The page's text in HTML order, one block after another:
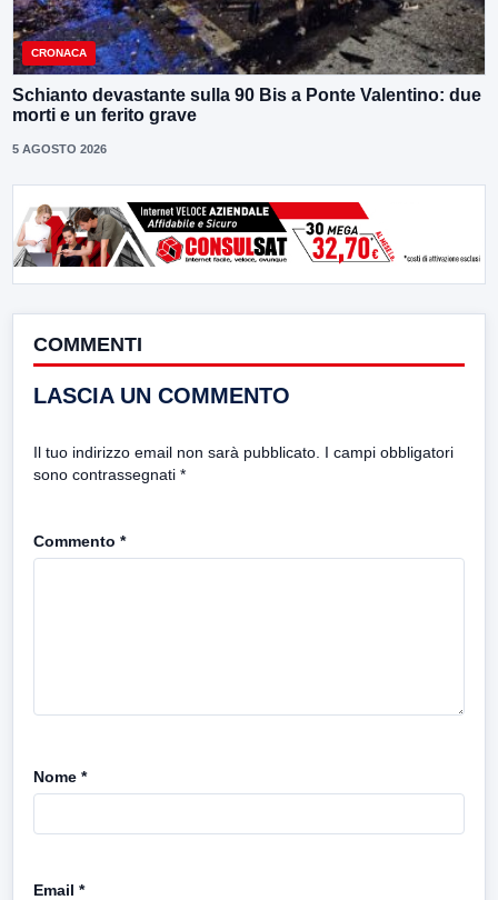
CRONACA
Schianto devastante sulla 90 Bis a Ponte Valentino: due
morti e un ferito grave
5 AGOSTO 2026
COMMENTI
LASCIA UN COMMENTO
Il tuo indirizzo email non sarà pubblicato. I campi obbligatori
sono contrassegnati *
Commento *
Nome *
Email *